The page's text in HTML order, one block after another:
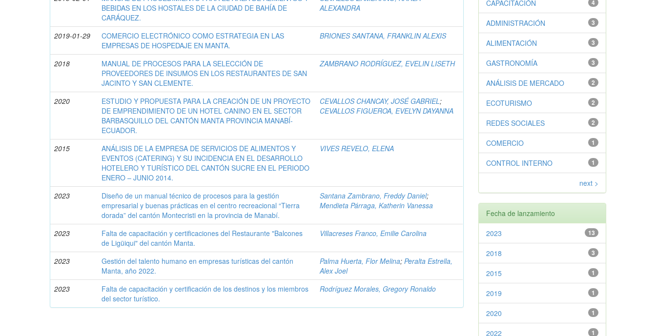
BEBIDAS EN LOS HOSTALES DE LA CIUDAD DE BAHÍA DE
CARÁQUEZ.
ALEXANDRA
2019-01-29
COMERCIO ELECTRÓNICO COMO ESTRATEGIA EN LAS
EMPRESAS DE HOSPEDAJE EN MANTA.
BRIONES SANTANA, FRANKLIN ALEXIS
2018
MANUAL DE PROCESOS PARA LA SELECCIÓN DE
PROVEEDORES DE INSUMOS EN LOS RESTAURANTES DE SAN
JACINTO Y SAN CLEMENTE.
ZAMBRANO RODRÍGUEZ, EVELIN LISETH
2020
ESTUDIO Y PROPUESTA PARA LA CREACIÓN DE UN PROYECTO
DE EMPRENDIMIENTO DE UN HOTEL CANINO EN EL SECTOR
BARBASQUILLO DEL CANTÓN MANTA PROVINCIA MANABÍ-
ECUADOR.
CEVALLOS CHANCAY, JOSÉ GABRIEL;
CEVALLOS FIGUEROA, EVELYN DAYANNA
2015
ANÁLISIS DE LA EMPRESA DE SERVICIOS DE ALIMENTOS Y
EVENTOS (CATERING) Y SU INCIDENCIA EN EL DESARROLLO
HOTELERO Y TURÍSTICO DEL CANTÓN SUCRE EN EL PERIODO
ENERO – JUNIO 2014.
VIVES REVELO, ELENA
2023
Diseño de un manual técnico de procesos para la gestión
empresarial y buenas prácticas en el centro recreacional “Tierra
dorada” del cantón Montecristi en la provincia de Manabí.
Santana Zambrano, Freddy Daniel;
Mendieta Párraga, Katherin Vanessa
2023
Falta de capacitación y certificaciones del Restaurante "Balcones
de Ligüiqui" del cantón Manta.
Villacreses Franco, Emilie Carolina
2023
Gestión del talento humano en empresas turísticas del cantón
Manta, año 2022.
Palma Huerta, Flor Melina;Peralta Estrella,
Alex Joel
2023
Falta de capacitación y certificación de los destinos y los miembros
del sector turístico.
Rodríguez Morales, Gregory Ronaldo
4
CAPACITACIÓN
3
ADMINISTRACIÓN
3
ALIMENTACIÓN
3
GASTRONOMÍA
2
ANÁLISIS DE MERCADO
2
ECOTURISMO
2
REDES SOCIALES
1
COMERCIO
1
CONTROL INTERNO
next >
Fecha de lanzamiento
13
2023
3
2018
1
2015
1
2019
1
2020
1
2022